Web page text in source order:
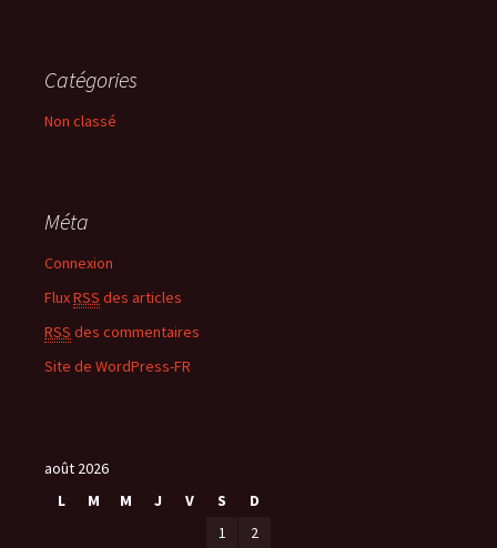
Catégories
Non classé
Méta
Connexion
FluxRSS des articles
RSS des commentaires
Site de WordPress-FR
août 2026
L
M M J V S D
1
2